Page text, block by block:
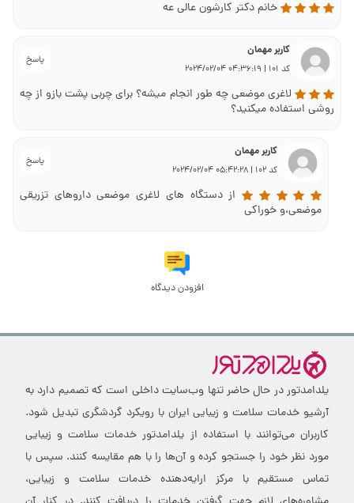
خانم دکتر کارشون عالی عه
پاسخ
کاربر مهمان
کد 101 | 04:36:19 2024/02/04
لاغری موضعی چه طور انجام میشه؟ برای چربی پشت بازو از چه
روشی استفاده میکنید؟
پاسخ
کاربر مهمان
کد 102 | 05:42:28 2024/02/04
از دستگاه های لاغری موضعی داروهای تزریقی
موضعی،و خوراکی
افزودن دیدگاه
یلدامدتور در حال حاضر تنها وب‌سایت داخلی است که تصمیم دارد به
آرشیو خدمات سلامت و زیبایی ایران با رویکرد گردشگری تبدیل شود.
کاربران می‌توانند با استفاده از یلدامدتور خدمات سلامت و زیبایی
مورد نظر خود را جستجو کرده و آن‌ها را با هم مقایسه کنند. سپس با
تماس مستقیم با مرکز ارایه‌دهنده خدمات سلامت و زیبایی،